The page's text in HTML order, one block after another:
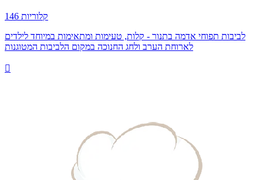
146 קלוריות
לביבות תפוחי אדמה בתנור - קלות, טעימות ומתאימות במיוחד לילדים
לארוחת הערב ולחג החנוכה במקום הלביבות המטוגנות
